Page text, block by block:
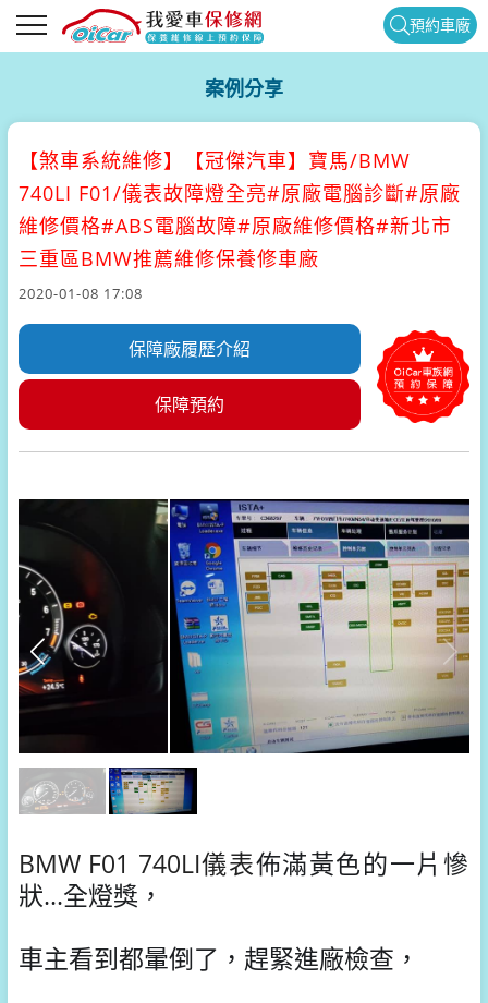
預約車廠
案例分享
【煞車系統維修】
【冠傑汽車】寶馬/BMW
740LI F01/儀表故障燈全亮#原廠電腦診斷#原廠
維修價格#ABS電腦故障#原廠維修價格#新北市
三重區BMW推薦維修保養修車廠
2020-01-08 17:08
保障廠履歷介紹
保障預約
BMW F01 740LI儀表佈滿黃色的一片慘
狀...全燈獎，
車主看到都暈倒了，趕緊進廠檢查，